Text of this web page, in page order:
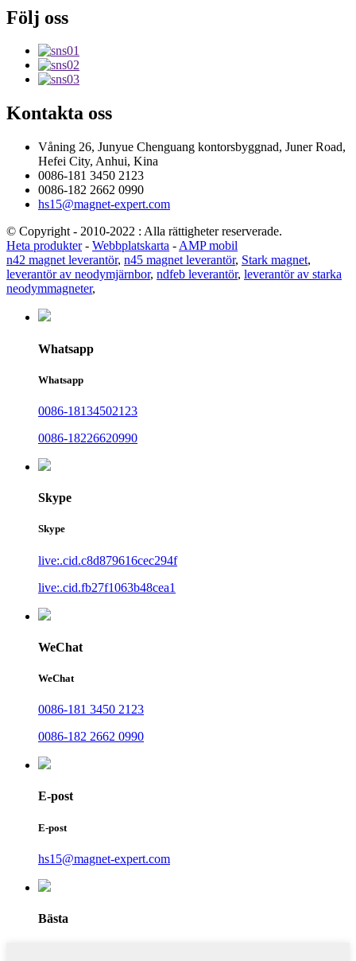
Följ oss
Kontakta oss
Våning 26, Junyue Chenguang kontorsbyggnad, Juner Road,
Hefei City, Anhui, Kina
0086-181 3450 2123
0086-182 2662 0990
hs15@magnet-expert.com
© Copyright - 2010-2022 : Alla rättigheter reserverade.
Heta produkter- Webbplatskarta - AMP mobil
n42 magnet leverantör, n45 magnet leverantör, Stark magnet,
leverantör av neodymjärnbor, ndfeb leverantör, leverantör av starka
neodymmagneter,
Whatsapp
Whatsapp
0086-18134502123
0086-18226620990
Skype
Skype
live:.cid.c8d879616cec294f
live:.cid.fb27f1063b48cea1
WeChat
WeChat
0086-181 3450 2123
0086-182 2662 0990
E-post
E-post
hs15@magnet-expert.com
Bästa